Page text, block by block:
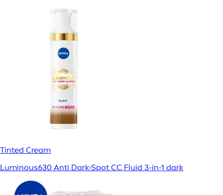
Tinted Cream
Luminous630 Anti Dark-Spot CC Fluid 3-in-1 dark